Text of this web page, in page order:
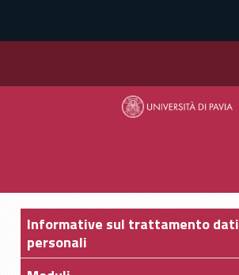
Informative sul trattamento dati
personali